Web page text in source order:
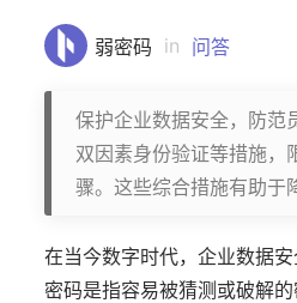
弱密码 in 问答
保护企业数据安全，防范
双因素身份验证等措施，
骤。这些综合措施有助于
在当今数字时代，企业数据
密码是指容易被猜测或破解